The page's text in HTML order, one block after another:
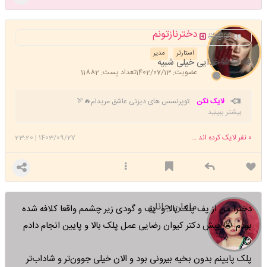
دخترنازتونم
مدیر استارتر
عضویت: 1402/07/13 تعداد پست: 11882
🤣🤣🤣
😂😂😂خدایی خیلی شبیه
لایک نکن توپرنسس های دیزنی عاشق مریدام🔥🏹
بیشتر ببینید
1403/09/27
|
23:20 0 نفر لایک کرده اند ...
مامان جانان
دخترا من از پف پلک بالا و پف و گودی زیر چشمم واقعا کلافه شده
بودم 😭 پیش دکتر کیوان رضایی عمل پلک بالا و پایین انجام دادم
😊
پلک پایینم بدون بخیه بیرونی بود و الان خیلی جوون‌تر و شاداب‌تر